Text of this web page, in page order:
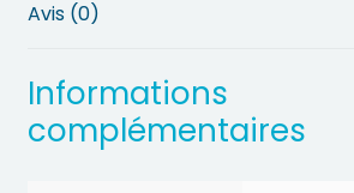
Avis (0)
Informations
complémentaires